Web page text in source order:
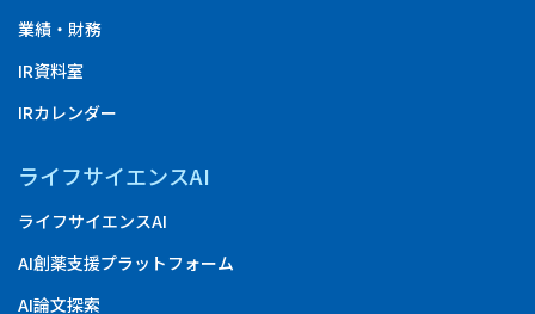
業績・財務
IR資料室
IRカレンダー
ライフサイエンスAI
ライフサイエンスAI
AI創薬支援プラットフォーム
AI論文探索